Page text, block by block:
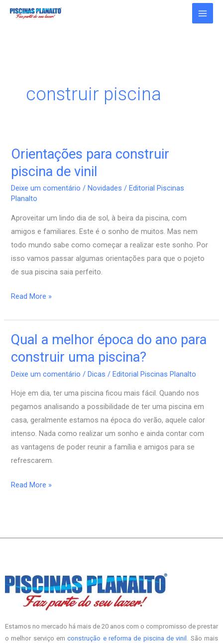
construir piscina
Orientações para construir
piscina de vinil
Deixe um comentário /Novidades /Editorial Piscinas
Planalto
Aproveitar um lindo dia de sol, à beira da piscina, com
amigos e familiares. Este é o sonho de muitos. Mas nem
todo mundo sabe como começar a realizar este sonho. Por
isso vamos passar algumas orientações para que o pojeto
de sua piscina saia perfeito.
Orientações
para
construir
piscina
vinil
Read More »
Qual a melhor época do ano para
construir uma piscina?
Deixe um comentário /Dicas /Editorial Piscinas Planalto
Hoje em dia, ter uma piscina ficou mais fácil. Quando nos
pegamos analisando a possibilidade de ter uma piscina em
casa, geralmente estamos na época do verão, aquele calor
intenso. Nada como realizar um sonho e ainda contar com
as vantagens de poder reunir a família e amigos para se
refrescarem.
Qual
melhor
época
do
ano
para
construir
uma
piscina?
Read More »
Estamos no mercado há mais de 20 anos com o compromisso de prestar
o melhor serviço emconstrução e reforma de piscina de vinil
. São mais